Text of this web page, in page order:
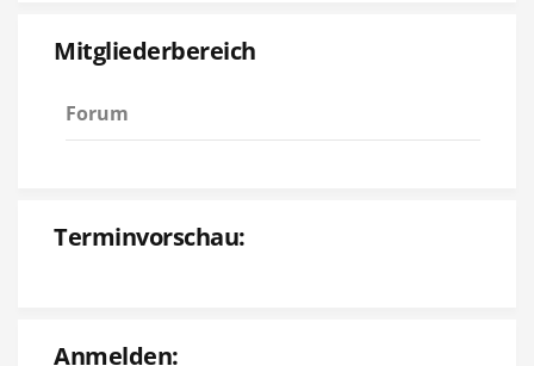
Mitgliederbereich
Forum
Terminvorschau:
Anmelden: